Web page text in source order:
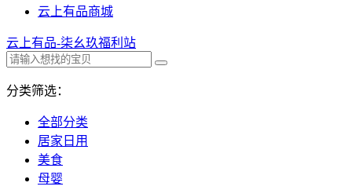
云上有品商城
云上有品-柒幺玖福利站
分类筛选：
全部分类
居家日用
美食
母婴